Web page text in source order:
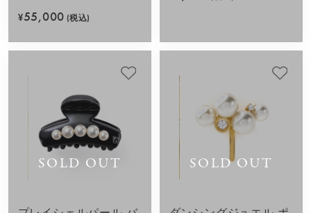
¥55,000 (税込)
SOLD OUT SOLD OUT